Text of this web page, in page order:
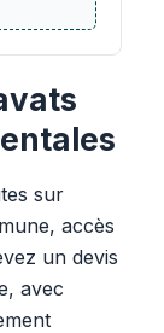
sur
accès
un devis
avec